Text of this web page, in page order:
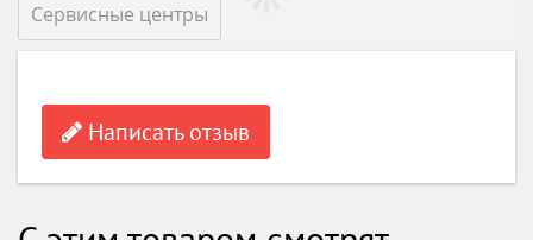
Сервисные центры
Написать отзыв